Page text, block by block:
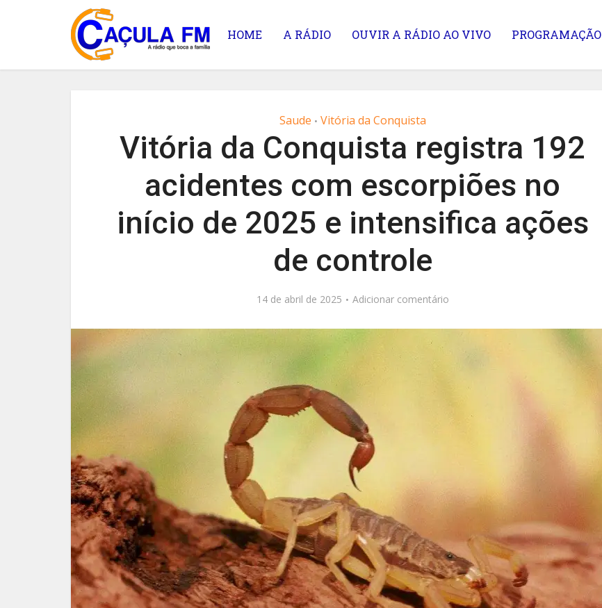
HOME A RÁDIO OUVIR A RÁDIO AO VIVO PROGRAMAÇÃO
Saude • Vitória da Conquista
Vitória da Conquista registra 192
acidentes com escorpiões no
início de 2025 e intensifica ações
de controle
14 de abril de 2025 Adicionar comentário